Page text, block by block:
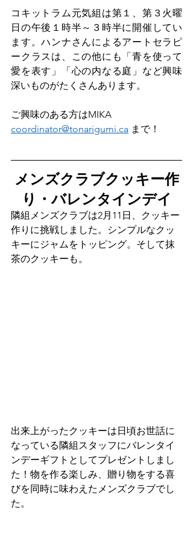
コキットラム元気組は第１、第３火曜
日の午後１時半～３時半に開催してい
ます。ハンナさんによるアートセラピ
ークラスは、この他にも「青を使って
愛を表す」「心の内なる庭」など興味
深いものがたくさんあります。
ご興味のある方はMIKA
coordinator@tonarigumi.ca まで！
メンズクラブクッキー作
り・バレンタインデイ
隣組メンズクラブは2月11日、クッキー
作りに挑戦しました。シンプルなクッ
キーにジャムをトッピング。そして抹
茶のクッキーも。
出来上がったクッキーは日頃お世話に
なっている隣組スタッフにバレンタイ
ンデーギフトとしてプレゼントしまし
た！物を作る楽しみ、贈り物をする喜
びを同時に味わえたメンズクラブでし
た。